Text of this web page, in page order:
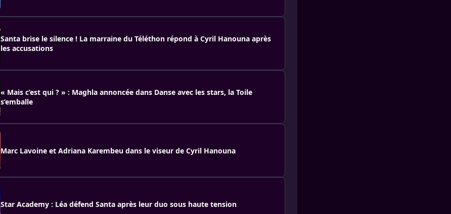
Santa brise le silence ! La marraine du Téléthon répond à Cyril Hanouna après
les accusations
« Mais c’est qui ? » : Maghla annoncée dans Danse avec les stars, la Toile
s’emballe
Marc Lavoine et Adriana Karembeu dans le viseur de Cyril Hanouna
Star Academy : Léa défend Santa après leur duo sous haute tension